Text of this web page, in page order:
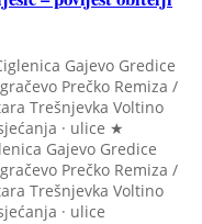
Gajevo Gredice
Prečko Remiza /
Trešnjevka Voltino
· ulice ★
Gajevo Gredice
Prečko Remiza /
Trešnjevka Voltino
· ulice